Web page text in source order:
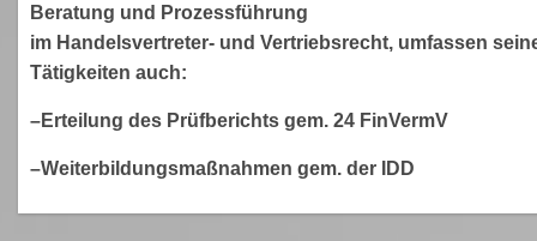
Beratung und Prozessführung
im Handelsvertreter- und Vertriebsrecht, umfassen
Tätigkeiten auch:
–Erteilung des Prüfberichts gem. 24 FinVermV
–Weiterbildungsmaßnahmen gem. der IDD